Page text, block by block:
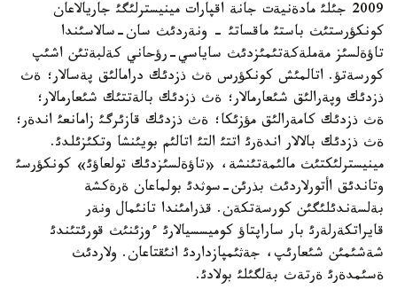
2009 جئلئ مادةنيةت جانة اقپارات مينيسترلئگئ جاريالاعان
كونكؤرستئث باستئ ماقساتئ - ونةردئث سان-سالاسئندا
تاؤةلسئز مةملةكةتئمئزدئث ساياسي-رؤحاني كةلبةتئن اشئپ
كورسةتؤ. اتالمئش كونكؤرس ةث ذزدئك درامالئق پةسالار؛ ةث
ذزدئك وپةرالئق شئعارمالار؛ ةث ذزدئك بالةتتئك شئعارمالار؛
ةث ذزدئك كامةرالئق مؤزئكا؛ ةث ذزدئك قازئرگئ زامانعئ اندةر؛
ةث ذزدئك بالالار اندةرئ اتتئ التئ اتالئم بويئنشا وتكئزئلدئ.
مينيسترلئكتئث مالئمةتئنشة، «تاؤةلسئزدئك تولعاؤئ» كونكؤرسئ
وتاندئق اأتورلاردئث بذرئن-سوثدئ بولماعان ةرةكشة
بةلسةندئلئگئن كورسةتكةن. قذرامئندا تانئمال ونةر
قايراتكةرلةرئ بار ساراپتاؤ كوميسسيالارئ ءوزئنئث قورئتئندئ
شةشئمئن شئعارئپ، جةثئمپازداردئ انئقتاعان. ولاردئث
ةسئمدةرئ ةرتةث بةلگئلئ بولادئ.